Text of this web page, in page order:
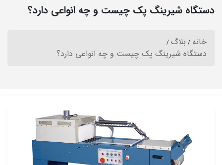
دستگاه شیرینگ پک چیست و چه انواعی دارد؟
خانه بلاگ
دستگاه شیرینگ پک چیست و چه انواعی دارد؟